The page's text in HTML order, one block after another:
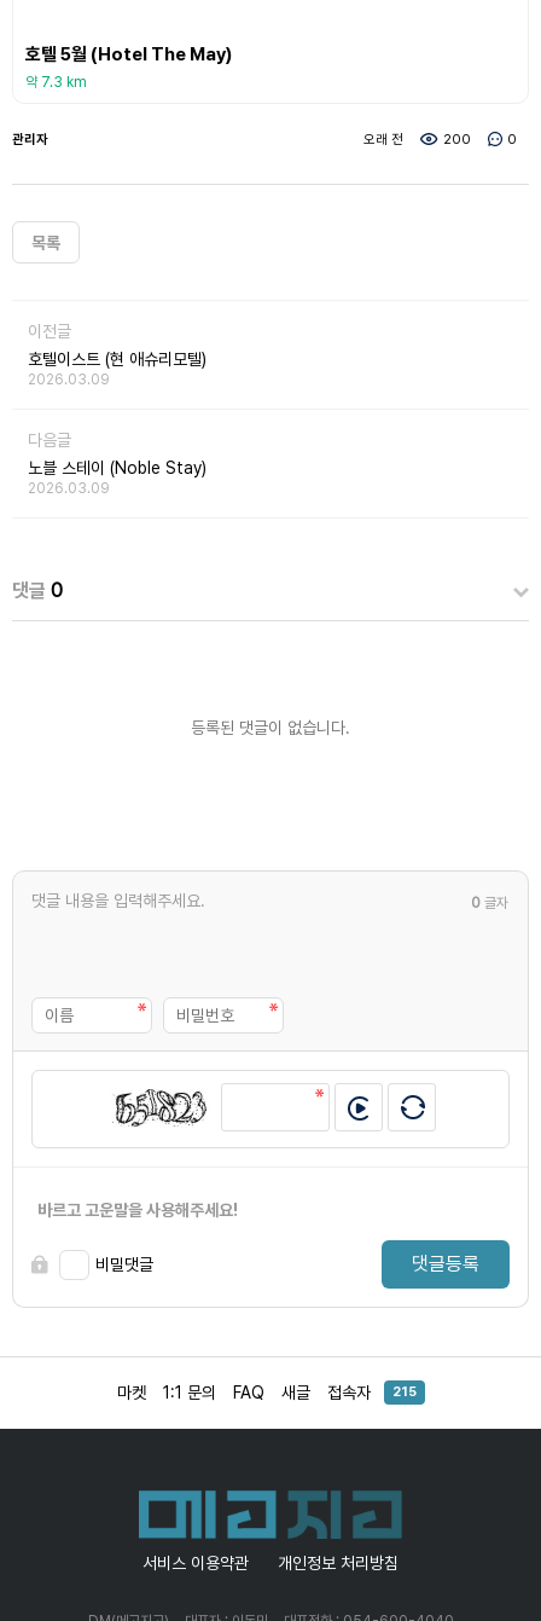
호텔 5월 (Hotel The May)
약 7.3 km
관리자 오래 전 200 0
목록
이전글
호텔이스트 (현 애슈리모텔)
2026.03.09
다음글
노블 스테이 (Noble Stay)
2026.03.09
댓글 0
등록된 댓글이 없습니다.
0 글자
바르고 고운말을 사용해주세요!
비밀댓글 댓글등록
마켓 1:1 문의 FAQ 새글 접속자 215
서비스 이용약관 개인정보 처리방침